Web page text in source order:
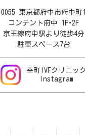
0055 東京都府中市府中町
コンテント府中 1F･2F
京王線府中駅より徒歩4分
駐車スペース7台
幸町IVFクリニッ
Instagram